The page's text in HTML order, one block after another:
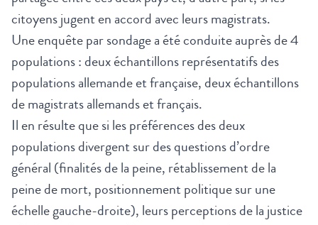
citoyens jugent en accord avec leurs magistrats.
Une enquête par sondage a été conduite auprès de 4
populations : deux échantillons représentatifs des
populations allemande et française, deux échantillons
de magistrats allemands et français.
Il en résulte que si les préférences des deux
populations divergent sur des questions d’ordre
général (finalités de la peine, rétablissement de la
peine de mort, positionnement politique sur une
échelle gauche-droite), leurs perceptions de la justice